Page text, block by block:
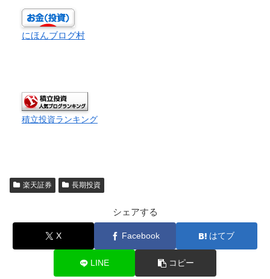
にほんブログ村
積立投資ランキング
楽天証券 長期投資
シェアする
X Facebook はてブ
LINE コピー